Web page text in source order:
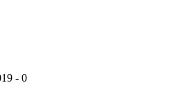
- 0